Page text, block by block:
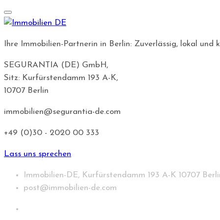
Ihre Immobilien-Partnerin in Berlin: Zuverlässig, lokal
SEGURANTIA (DE) GmbH,
Sitz: Kurfürstendamm 193 A-K,
10707 Berlin
immobilien@segurantia-de.com
+49 (0)30 - 2020 00 333
Lass uns sprechen
Immobilien-DE, Kurfürstendamm 193 A-K 10707
post@immobilien-de.com